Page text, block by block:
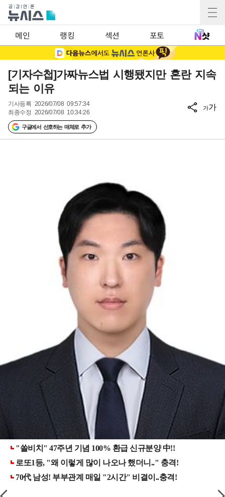
메인 랭킹 섹션 포토
[기자수첩]가짜뉴스법 시행됐지만 혼란 지속
되는 이유
기사등록 2026/07/08 09:57:34
최종수정 2026/07/08 10:34:26
구글에서 선호하는 매체로 추가
가가